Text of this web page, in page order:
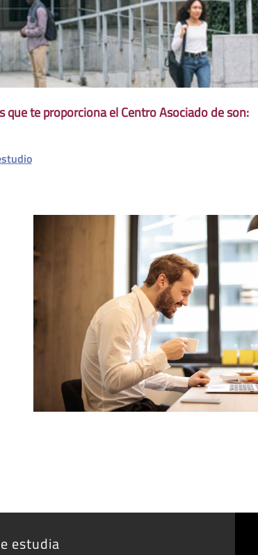
que te proporciona el Centro Asociado de son:
estudia